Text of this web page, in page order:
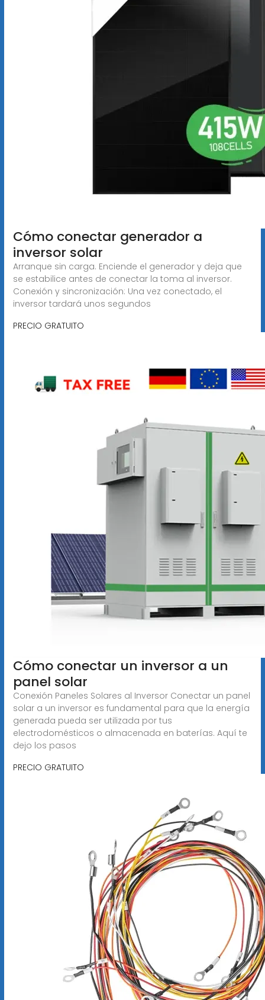
Cómo conectar generador a
inversor solar
Arranque sin carga. Enciende el generador y deja que
se estabilice antes de conectar la toma al inversor.
Conexión y sincronización: Una vez conectado, el
inversor tardará unos segundos
PRECIO GRATUITO
️Cómo conectar un inversor a un
panel solar
Conexión Paneles Solares al Inversor Conectar un panel
solar a un inversor es fundamental para que la energía
generada pueda ser utilizada por tus
electrodomésticos o almacenada en baterías. Aquí te
dejo los pasos
PRECIO GRATUITO